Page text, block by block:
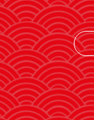
LEER MÁS